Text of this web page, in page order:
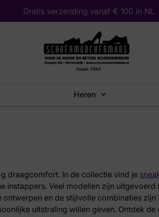
Gratis verzending vanaf € 100 in NL
Heren
draagcomfort. In de collectie vind je
instappers. Veel modellen zijn uitgevoerd
en de stijlvolle combinaties zijn
uitstraling willen geven. Ontdek de